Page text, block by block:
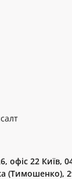
офіс 22 Київ,
(Тимошенко),